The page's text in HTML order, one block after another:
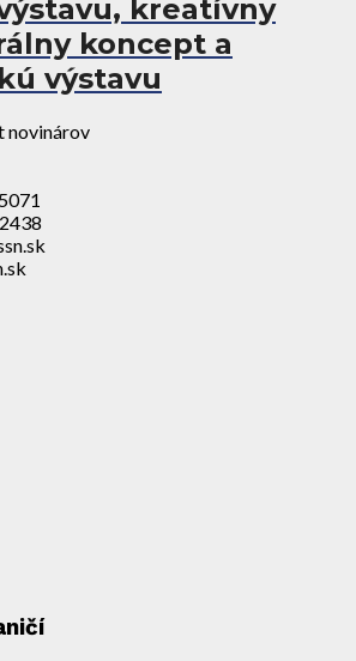
kreatívny
koncept a
výstavu